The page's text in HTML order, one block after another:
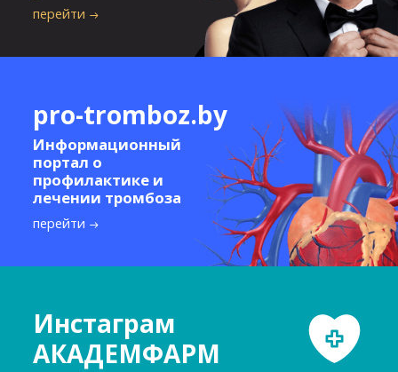
перейти
pro-tromboz.by
Информационный
портал о
профилактике и
лечении тромбоза
перейти
Инстаграм
АКАДЕМФАРМ